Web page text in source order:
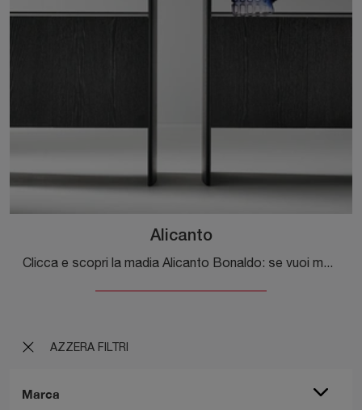
AZZERA FILTRI
Marca
Alicanto
Clicca e scopri la madia Alicanto Bonaldo: se vuoi mobili in legno per stanze moderne, questa è la soluzione ottimale per te!